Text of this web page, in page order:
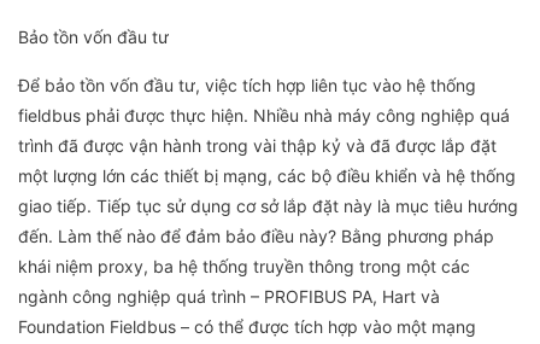
Bảo tồn vốn đầu tư
Để bảo tồn vốn đầu tư, việc tích hợp liên tục vào hệ thống
fieldbus phải được thực hiện. Nhiều nhà máy công nghiệp quá
trình đã được vận hành trong vài thập kỷ và đã được lắp đặt
một lượng lớn các thiết bị mạng, các bộ điều khiển và hệ thống
giao tiếp. Tiếp tục sử dụng cơ sở lắp đặt này là mục tiêu hướng
đến. Làm thế nào để đảm bảo điều này? Bằng phương pháp
khái niệm proxy, ba hệ thống truyền thông trong một các
ngành công nghiệp quá trình – PROFIBUS PA, Hart và
Foundation Fieldbus – có thể được tích hợp vào một mạng